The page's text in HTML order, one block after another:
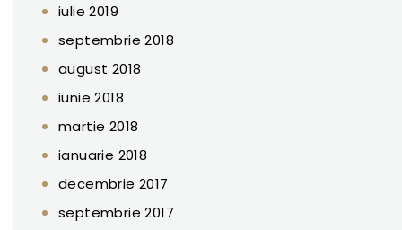
iulie 2019
septembrie 2018
august 2018
iunie 2018
martie 2018
ianuarie 2018
decembrie 2017
septembrie 2017